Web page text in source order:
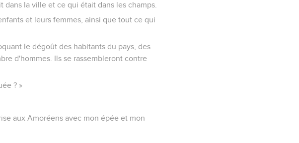
la ville et ce qui était dans les champs.
et leurs femmes, ainsi que tout ce qui
le dégoût des habitants du pays, des
d'hommes. Ils se rassembleront contre
? »
aux Amoréens avec mon épée et mon